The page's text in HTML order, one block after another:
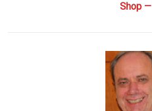
Shop —